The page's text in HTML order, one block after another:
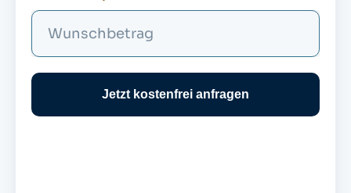
S
c
h
Jetzt kostenfrei anfragen